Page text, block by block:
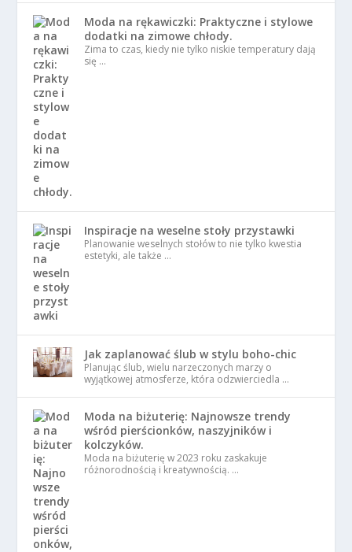
Moda na rękawiczki: Praktyczne i stylowe
dodatki na zimowe chłody.
Zima to czas, kiedy nie tylko niskie temperatury dają
się …
Inspiracje na weselne stoły przystawki
Planowanie weselnych stołów to nie tylko kwestia
estetyki, ale także …
Jak zaplanować ślub w stylu boho-chic
Planując ślub, wielu narzeczonych marzy o
wyjątkowej atmosferze, która odzwierciedla …
Moda na biżuterię: Najnowsze trendy
wśród pierścionków, naszyjników i
kolczyków.
Moda na biżuterię w 2023 roku zaskakuje
różnorodnością i kreatywnością. …